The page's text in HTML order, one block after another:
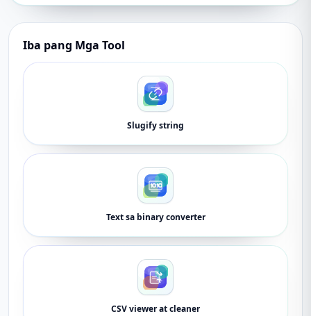
Iba pang Mga Tool
Slugify string
Text sa binary converter
CSV viewer at cleaner